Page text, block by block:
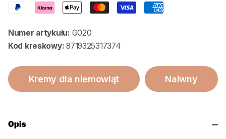
Numer artykułu: G020
Kod kreskowy: 8719325317374
Kremy dla niemowląt Naiwny
Opis